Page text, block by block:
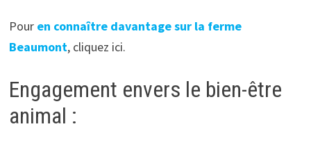
Pour en connaître davantage sur la ferme
Beaumont, cliquez ici.
Engagement envers le bien-être
animal :